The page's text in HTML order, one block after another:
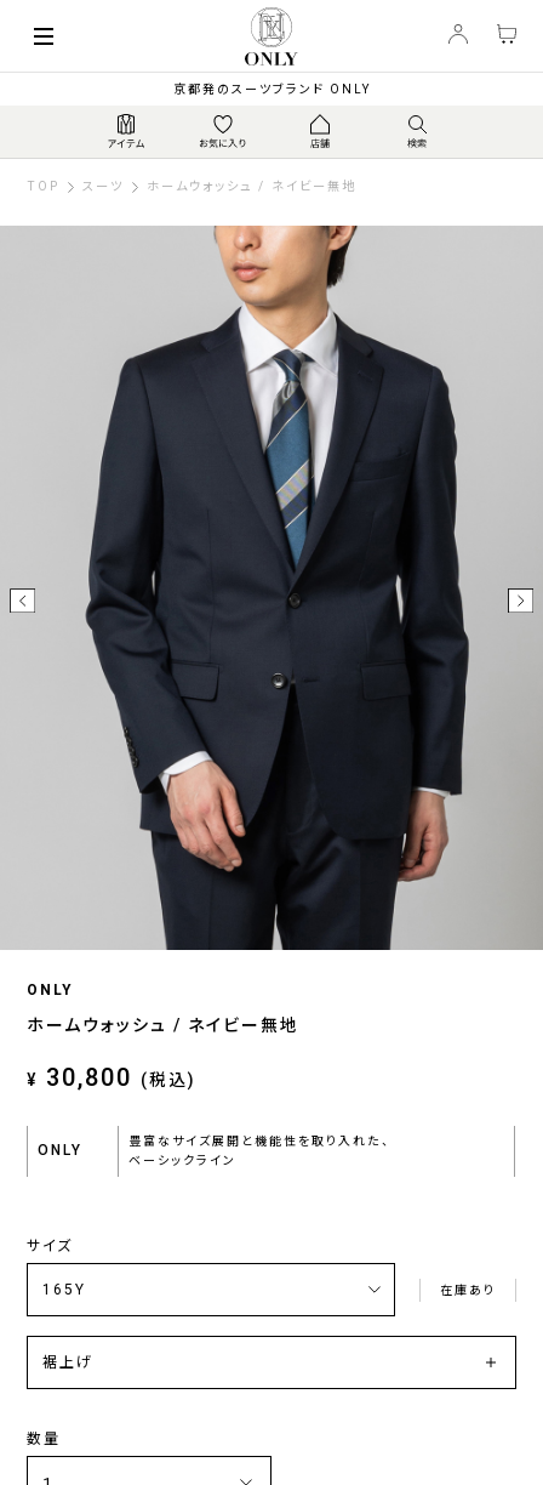
京都発のスーツブランド ONLY
TOP スーツ ホームウォッシュ / ネイビー無地
ONLY
ホームウォッシュ / ネイビー無地
¥ 30,800 (税込)
ONLY
豊富なサイズ展開と機能性を取り入れた、
ベーシックライン
サイズ
在庫あり
裾上げ
数量